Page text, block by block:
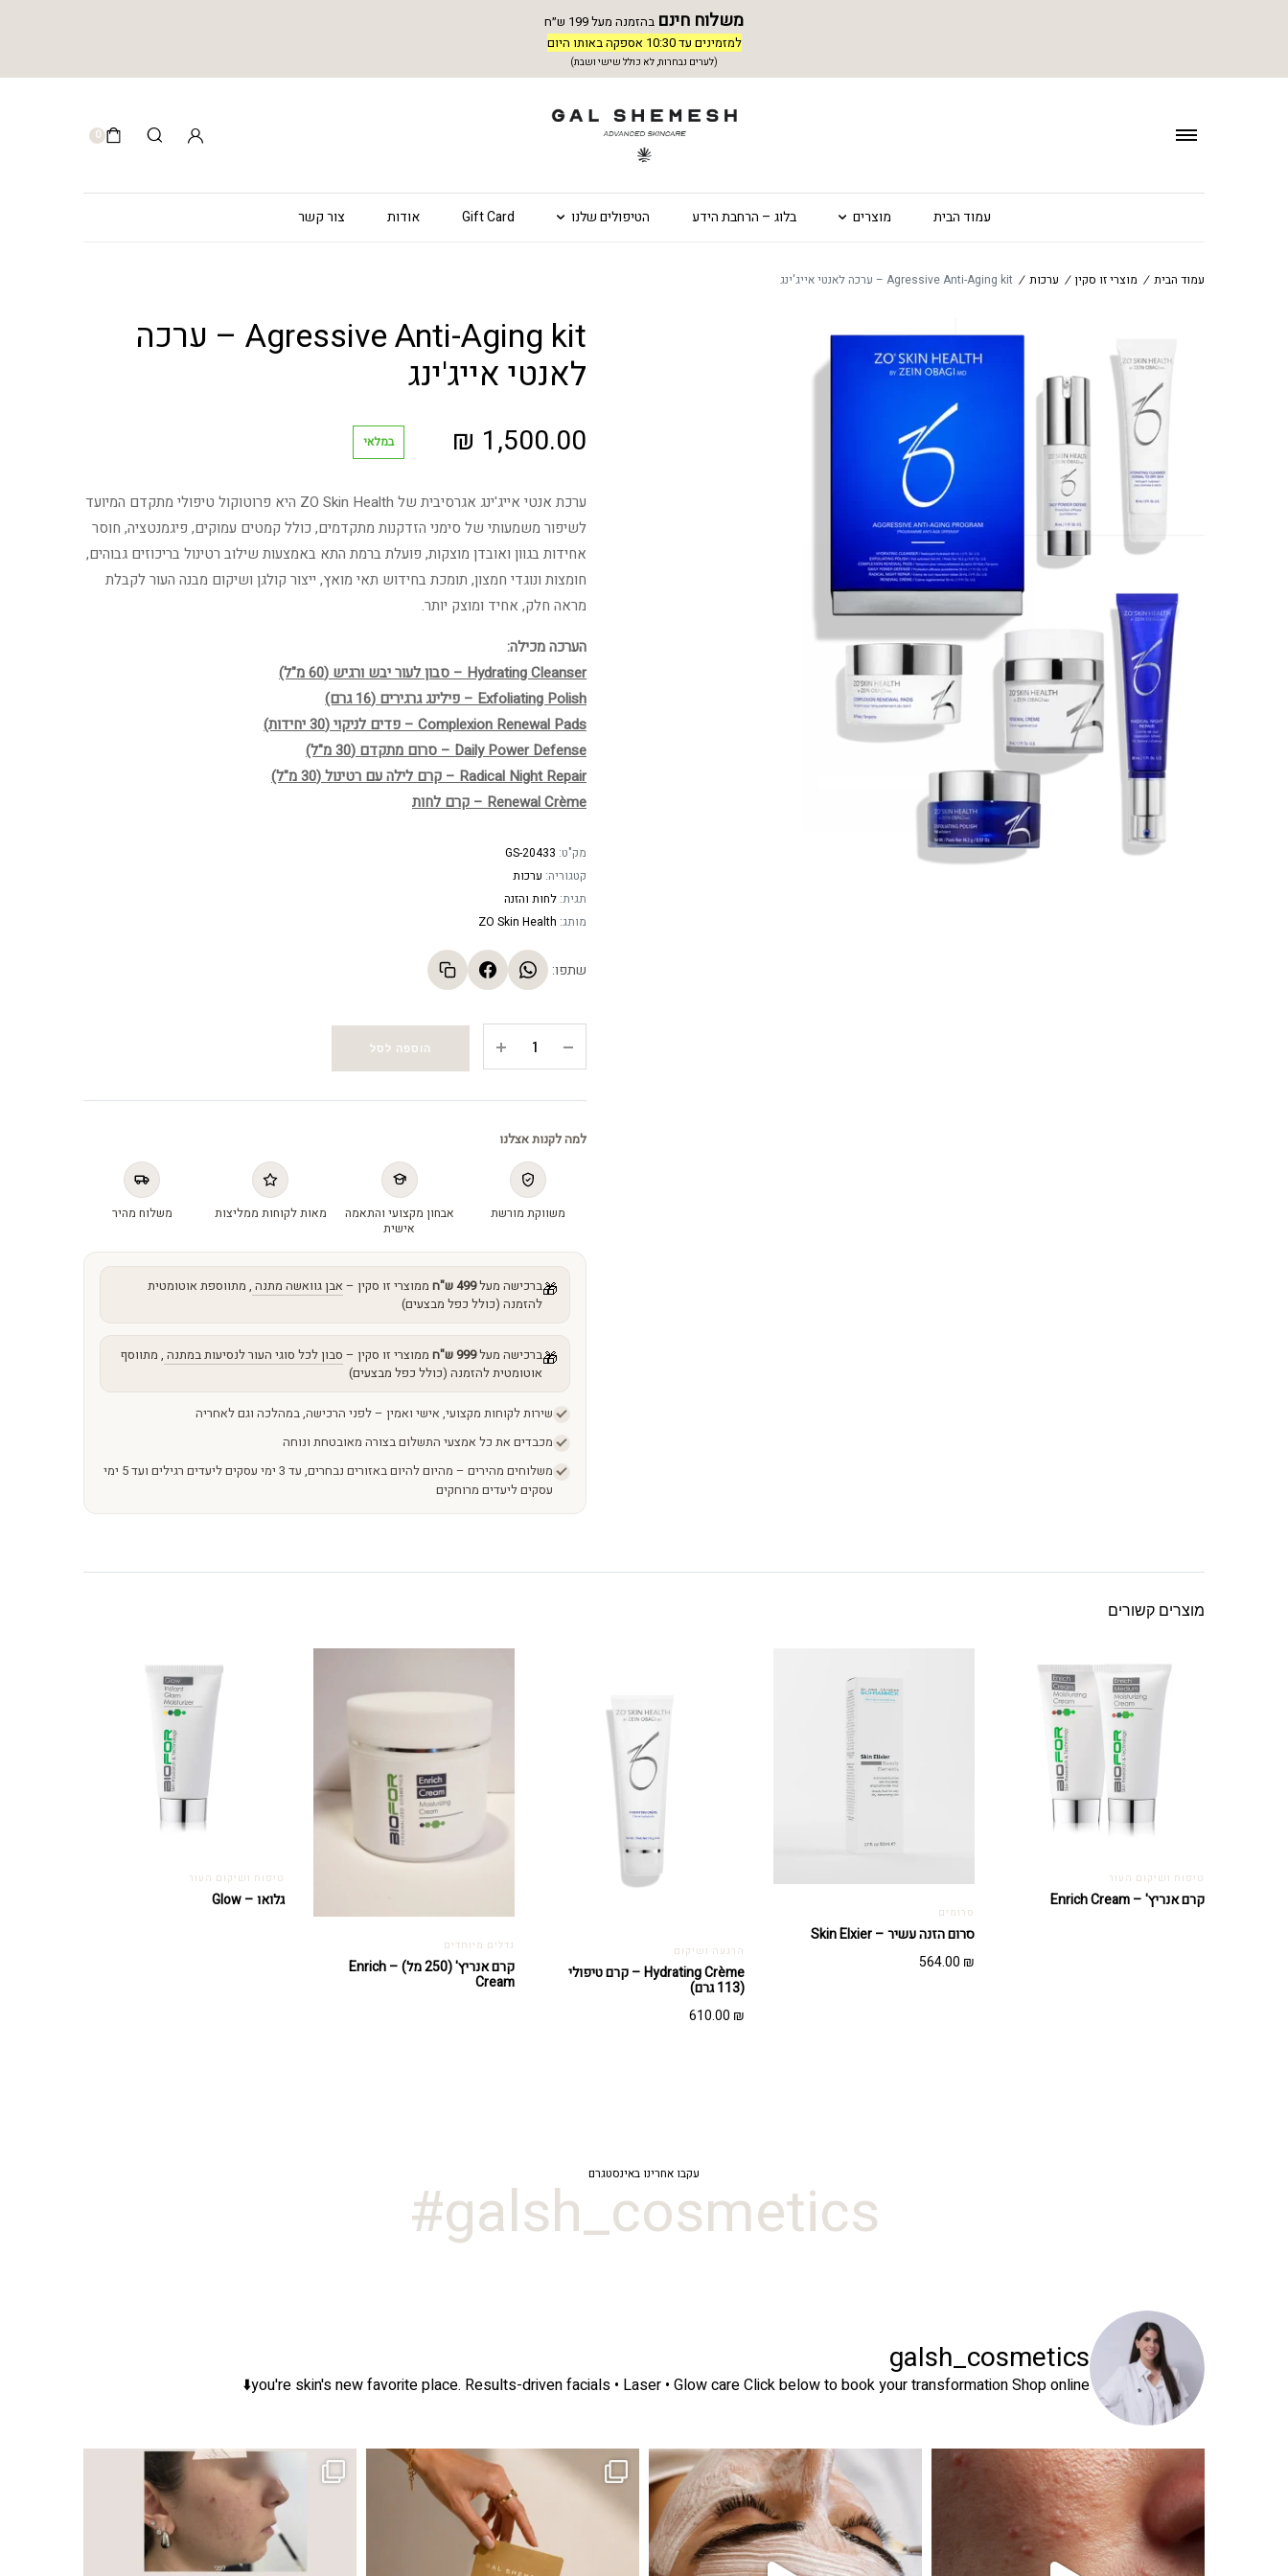
משלוח חינם בהזמנה מעל 199 ש״ח
למזמינים עד 10:30 אספקה באותו היום
(לערים נבחרות, לא כולל שישי ושבת)
0
עמוד הבית מוצרים בלוג – הרחבת הידע הטיפולים שלנו Gift Card אודות צור קשר
עמוד הבית / מוצרי זו סקין / ערכות / Agressive Anti-Aging kit – ערכה לאנטי אייג'ינג
Agressive Anti-Aging kit – ערכה
לאנטי אייג'ינג
1,500.00
₪ במלאי
ערכת אנטי אייג'ינג אגרסיבית של ZO Skin Health היא פרוטוקול טיפולי מתקדם המיועד
לשיפור משמעותי של סימני הזדקנות מתקדמים, כולל קמטים עמוקים, פיגמנטציה, חוסר
אחידות בגוון ואובדן מוצקות, פועלת ברמת התא באמצעות שילוב רטינול בריכוזים גבוהים,
חומצות ונוגדי חמצון, תומכת בחידוש תאי מואץ, ייצור קולגן ושיקום מבנה העור לקבלת
מראה חלק, אחיד ומוצק יותר.
הערכה מכילה:
Hydrating Cleanser – סבון לעור יבש ורגיש (60 מ"ל)
Exfoliating Polish – פילינג גרגירים (16 גרם)
Complexion Renewal Pads – פדים לניקוי (30 יחידות)
Daily Power Defense – סרום מתקדם (30 מ"ל)
Radical Night Repair – קרם לילה עם רטינול (30 מ"ל)
Renewal Crème – קרם לחות
מק"ט: GS-20433
קטגוריה: ערכות
תגית: לחות והזנה
מותג: ZO Skin Health
שתפו:
Anti-
kit
ערכה
לאנטי
אייג'ינג
quantity
הוספה לסל
למה לקנות אצלנו
משווקת מורשת
אבחון מקצועי והתאמה
אישית
מאות לקוחות ממליצות משלוח מהיר
🎁ברכישה מעל499 ש"ח ממוצרי זו סקין – אבן גוואשה מתנה , מתווספת אוטומטית
להזמנה (כולל כפל מבצעים)
🎁ברכישה מעל999 ש"ח ממוצרי זו סקין – סבון לכל סוגי העור לנסיעות במתנה , מתווסף
אוטומטית להזמנה (כולל כפל מבצעים)
שירות לקוחות מקצועי, אישי ואמין – לפני הרכישה, במהלכה וגם לאחריה
מכבדים את כל אמצעי התשלום בצורה מאובטחת ונוחה
משלוחים מהירים – מהיום להיום באזורים נבחרים, עד 3 ימי עסקים ליעדים רגילים ועד 5 ימי
עסקים ליעדים מרוחקים
מוצרים קשורים
טיפוח ושיקום העור
קרם אנריץ' – Enrich Cream
סרומים
סרום הזנה עשיר – Skin Elxier
564.00 ₪
הרגעה ושיקום
Hydrating Crème – קרם טיפולי
(113 גרם)
610.00 ₪
גדלים מיוחדים
קרם אנריץ' (250 מל) – Enrich
Cream
טיפוח ושיקום העור
גלואו – Glow
עקבו אחרינו באינסטגרם
galsh_cosmetics#
galsh_cosmetics
you're skin's new favorite place. Results-driven facials • Laser • Glow careClick below to book your transformationShop online⬇️
טיפול פנים נכון הוא הרבה מעבר לניקוי העור. המטרה ה זה קורה! מועדון החברות שלנו סוף סוף נפתח. מהיום, אקנה הוא אחד המצבים הנפוצים ביותר בעור, אך לכל עור